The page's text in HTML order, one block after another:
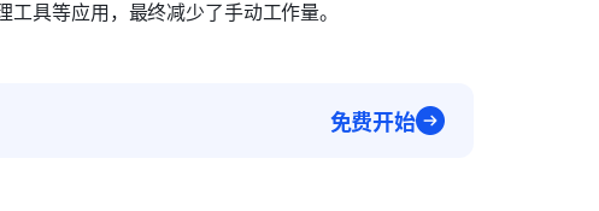
具等应用，最终减少了手动工作量。
免费开始